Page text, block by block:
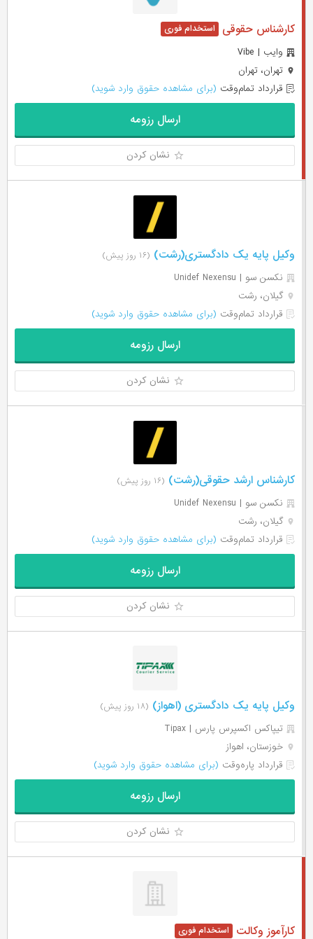
کارشناس حقوقی
وایب | Vibe
تهران، تهران
قرارداد تمام‌وقت (برای مشاهده حقوق وارد شوید)
ارسال رزومه
نشان کردن
وکیل پایه یک دادگستری(رشت) (۱۶ روز پیش)
نکسن سو | Unidef Nexensu
گیلان، رشت
قرارداد تمام‌وقت (برای مشاهده حقوق وارد شوید)
ارسال رزومه
نشان کردن
کارشناس ارشد حقوقی(رشت) (۱۶ روز پیش)
نکسن سو | Unidef Nexensu
گیلان، رشت
قرارداد تمام‌وقت (برای مشاهده حقوق وارد شوید)
ارسال رزومه
نشان کردن
وکیل پایه یک دادگستری (اهواز) (۱۸ روز پیش)
تیپاکس اکسپرس پارس | Tipax
خوزستان، اهواز
قرارداد پاره‌وقت (برای مشاهده حقوق وارد شوید)
ارسال رزومه
نشان کردن
کارآموز وکالت